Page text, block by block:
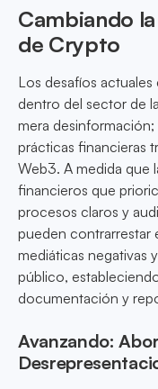
Cambiando
de Crypto
Los desafíos
dentro del sector de
mera
prácticas financieras
Web3. A medida que
financieros que
procesos claros y
pueden contrarrestar
mediáticas negativas
público,
documentación y
Avanzando: